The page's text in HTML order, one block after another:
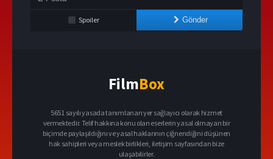
Spoiler Gönder
FilmBox
5651 sayılı yasada tanımlanan yer sağlayıcı olarak hizmet
vermektedir. Telif hakkına konu olan eserlerin yasal olmayan bir
biçimde paylaşıldığını ve yasal haklarının çiğnendiğini düşünen
hak sahipleri veya meslek birlikleri, iletişim sayfasından bize
ulaşabilirler.